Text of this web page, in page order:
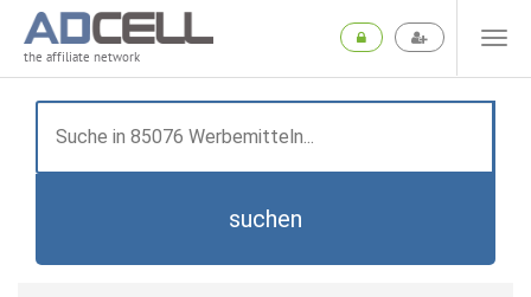
the affiliate network
suchen